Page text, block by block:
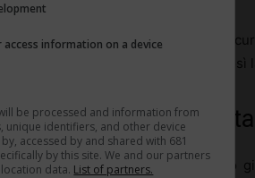
intervento, i sindacati possono
aspettative reciproche, riducendo
i
sindacali al momento
information on a device
be processed and information from
unique identifiers, and other device
accessed by and shared with 681
by this site. We and our partners
data. List of partners.